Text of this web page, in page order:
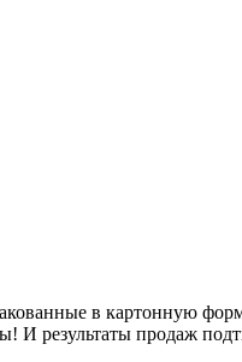
в картонную
результаты продаж